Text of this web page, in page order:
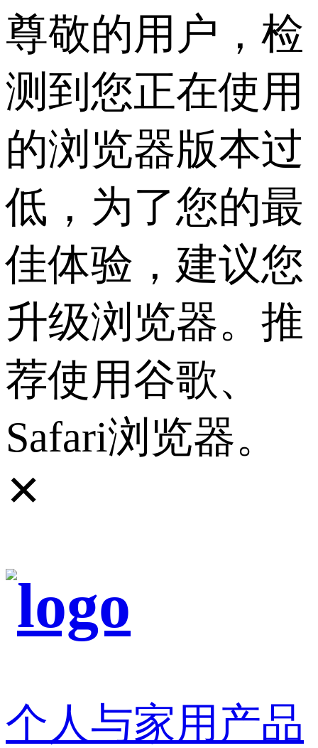
尊敬的用户，检
测到您正在使用
的浏览器版本过
低，为了您的最
佳体验，建议您
升级浏览器。推
荐使用谷歌、
Safari浏览器。
✕
个人与家用产品